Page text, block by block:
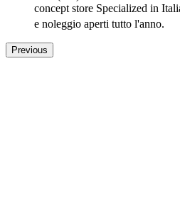
concept store Specialized in
e noleggio aperti tutto l'anno.
Previous